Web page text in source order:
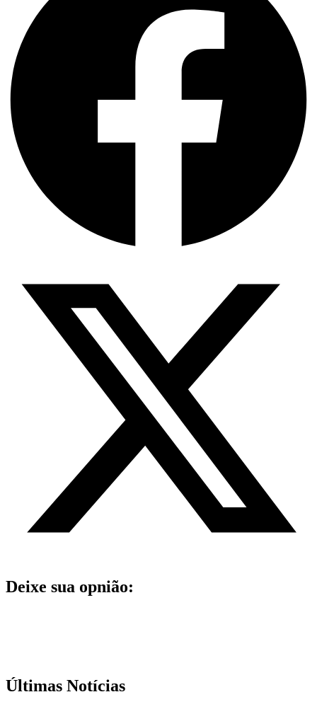
Deixe sua opnião:
Últimas Notícias